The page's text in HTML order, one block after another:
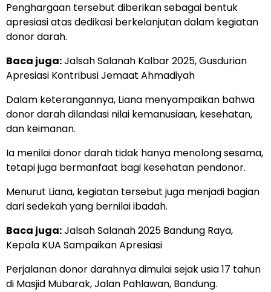
Penghargaan tersebut diberikan sebagai bentuk
apresiasi atas dedikasi berkelanjutan dalam kegiatan
donor darah.
Baca juga:Jalsah Salanah Kalbar 2025, Gusdurian
Apresiasi Kontribusi Jemaat Ahmadiyah
Dalam keterangannya, Liana menyampaikan bahwa
donor darah dilandasi nilai kemanusiaan, kesehatan,
dan keimanan.
Ia menilai donor darah tidak hanya menolong sesama,
tetapi juga bermanfaat bagi kesehatan pendonor.
Menurut Liana, kegiatan tersebut juga menjadi bagian
dari sedekah yang bernilai ibadah.
Baca juga:Jalsah Salanah 2025 Bandung Raya,
Kepala KUA Sampaikan Apresiasi
Perjalanan donor darahnya dimulai sejak usia 17 tahun
di Masjid Mubarak, Jalan Pahlawan, Bandung.